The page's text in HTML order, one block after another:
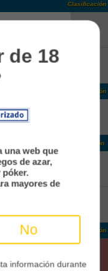
Clasificación
-
Clasificación
Clasificación
Grp. B Clasificación
de 18
una web que
de azar,
póker.
mayores de
No
información durante